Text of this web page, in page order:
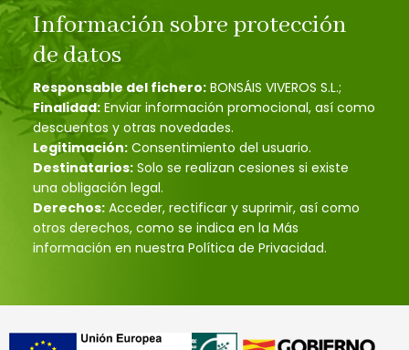
Información sobre protección
de datos
Responsable del fichero: BONSÁIS VIVEROS S.L.;
Finalidad: Enviar información promocional, así como
descuentos y otras novedades.
Legitimación: Consentimiento del usuario.
Destinatarios: Solo se realizan cesiones si existe
una obligación legal.
Derechos: Acceder, rectificar y suprimir, así como
otros derechos, como se indica en la Más
información en nuestra Política de Privacidad.